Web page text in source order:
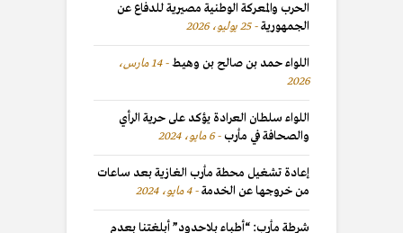
الحرب والمعركة الوطنية مصيرية للدفاع عن
الجمهورية
25 يوليو، 2026
اللواء حمد بن صالح بن وهيط
14 مارس،
2026
اللواء سلطان العرادة يؤكد على حرية الرأي
والصحافة في مأرب
6 مايو، 2024
إعادة تشغيل محطة مأرب الغازية بعد ساعات
من خروجها عن الخدمة
4 مايو، 2024
شرطة مأرب: “أطباء بلاحدود” أبلغتنا بعدم